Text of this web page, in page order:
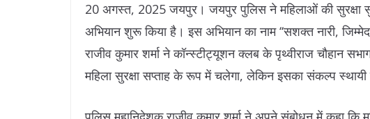
20 अगस्त, 2025 जयपुर। जयपुर पुलिस ने महिलाओं की सुरक्षा
अभियान शुरू किया है। इस अभियान का नाम ‘‘सशक्त नारी,
राजीव कुमार शर्मा ने कॉन्स्टीट्यूशन क्लब के पृथ्वीराज चौहान
महिला सुरक्षा सप्ताह के रूप में चलेगा, लेकिन इसका संकल्प स्थायी